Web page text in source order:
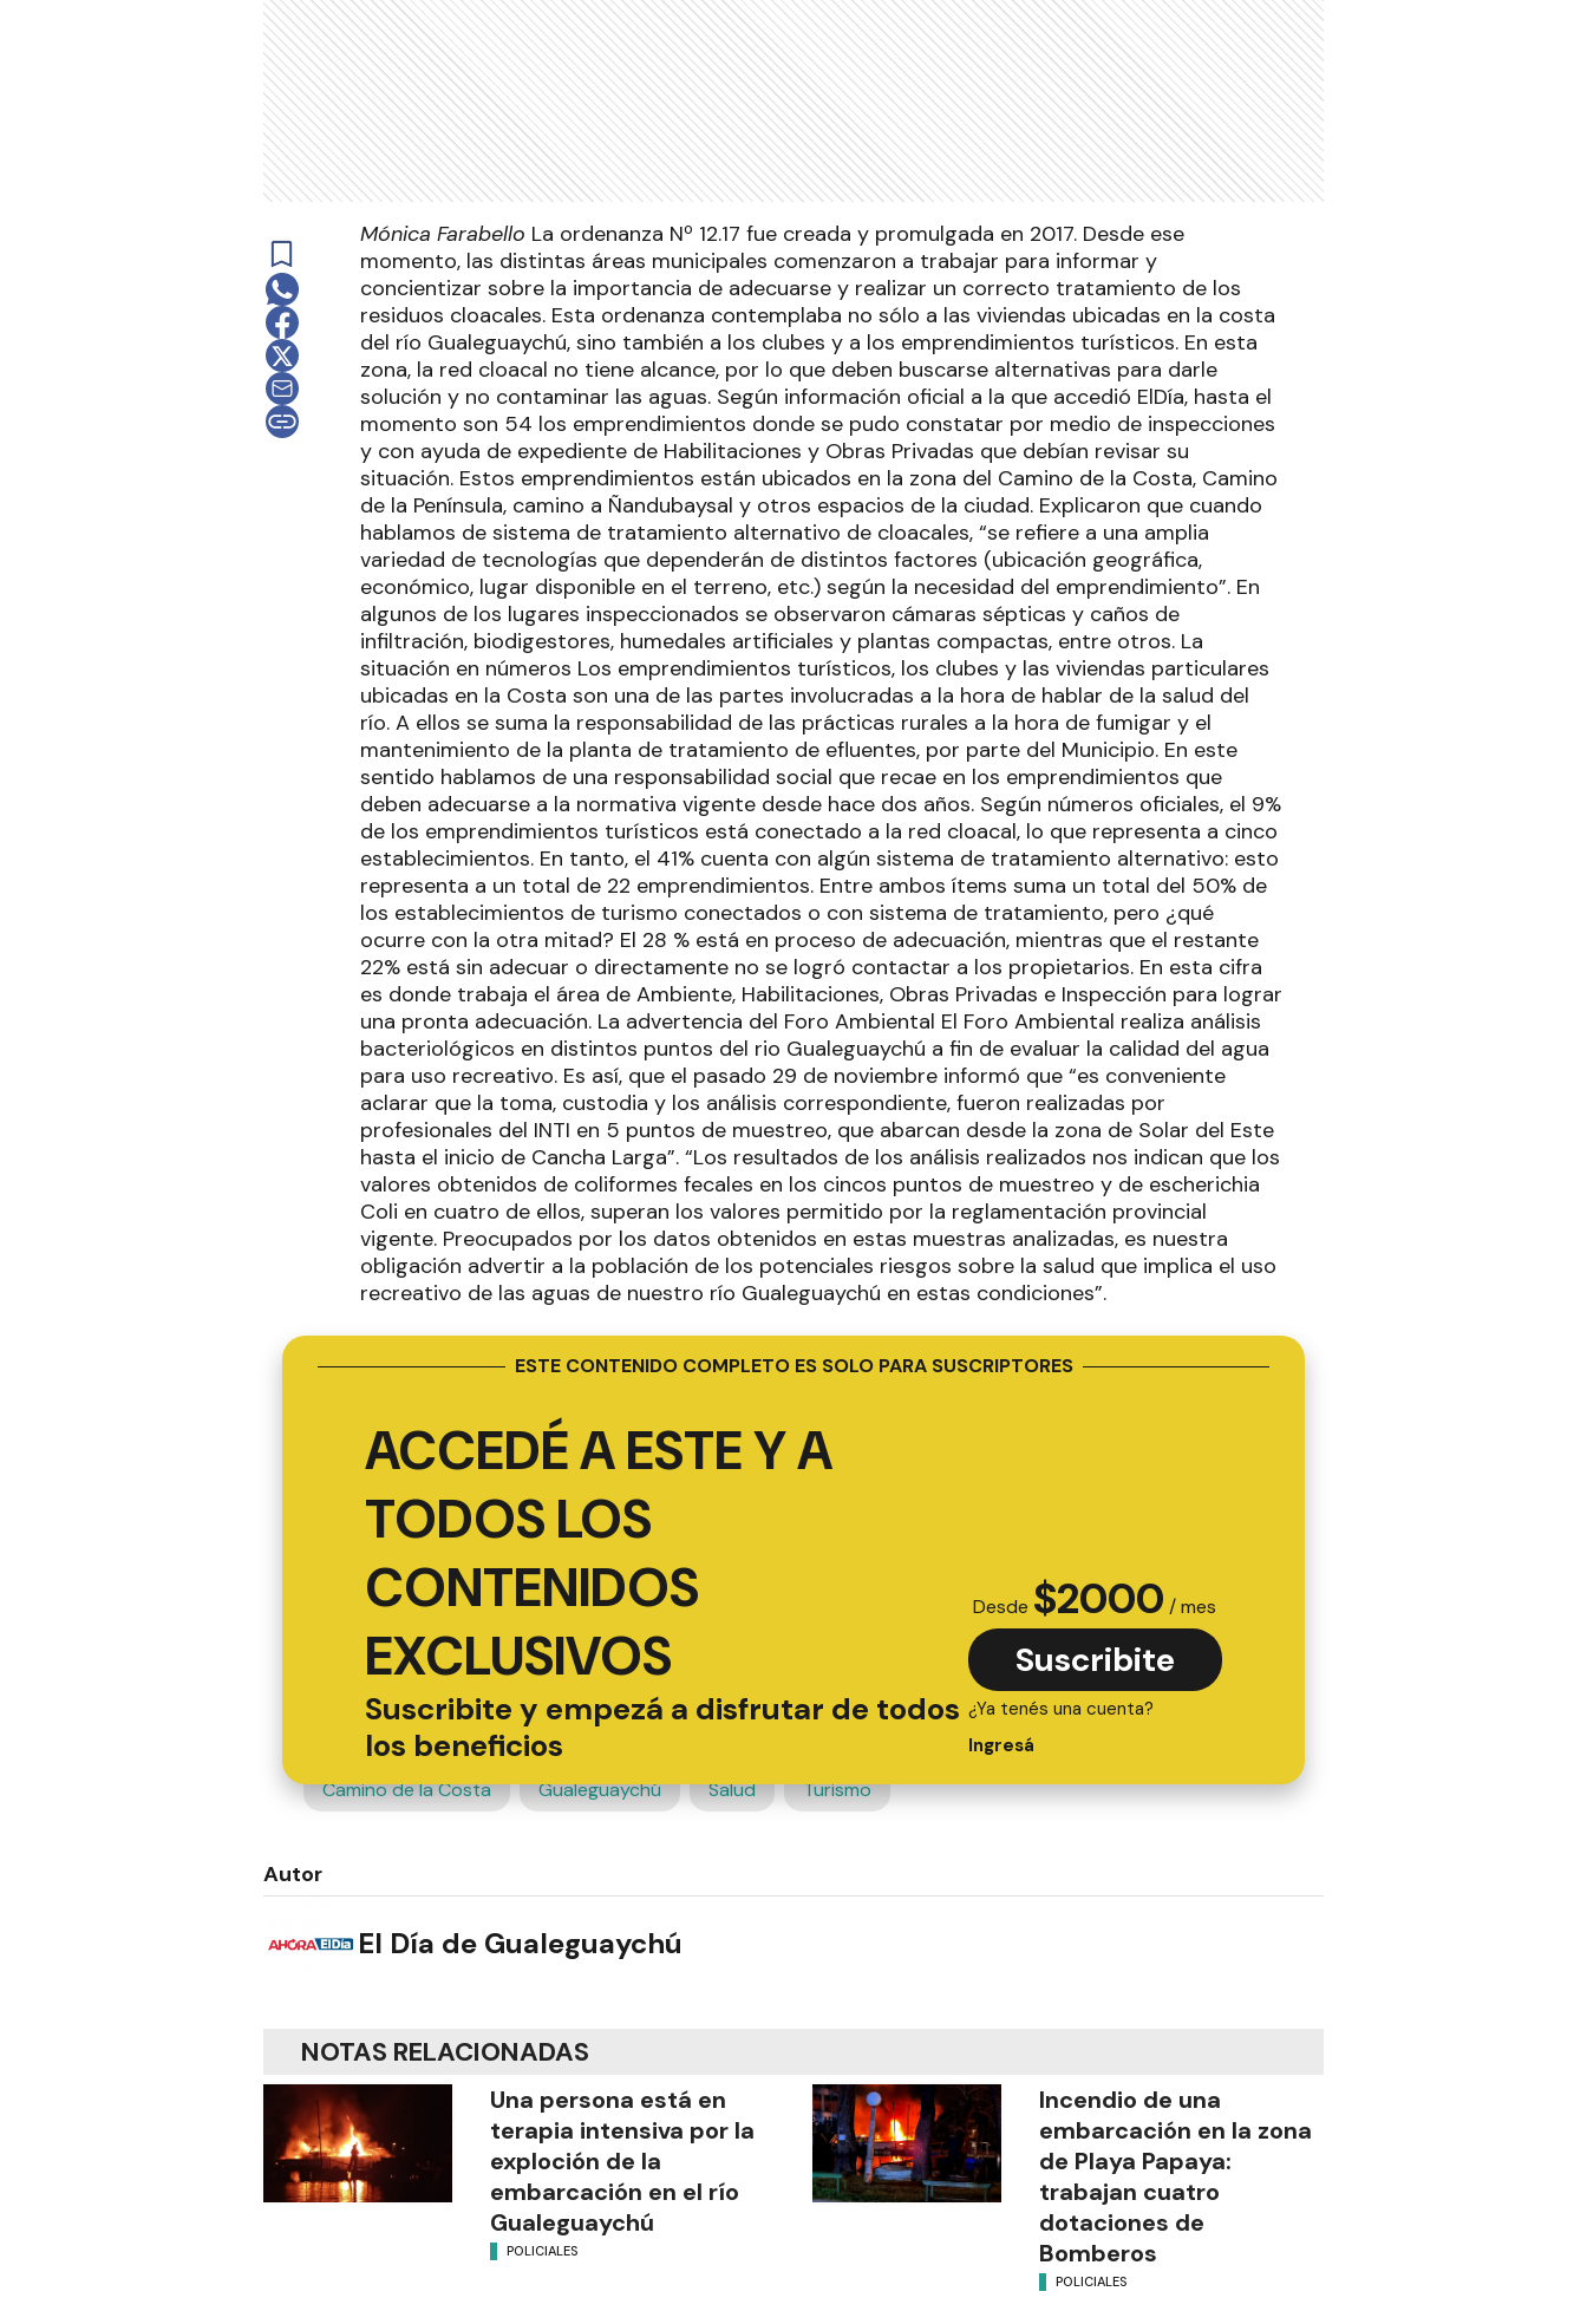
Mónica Farabello La ordenanza Nº 12.17 fue creada y promulgada en 2017. Desde ese
momento, las distintas áreas municipales comenzaron a trabajar para informar y
concientizar sobre la importancia de adecuarse y realizar un correcto tratamiento de los
residuos cloacales. Esta ordenanza contemplaba no sólo a las viviendas ubicadas en la costa
del río Gualeguaychú, sino también a los clubes y a los emprendimientos turísticos. En esta
zona, la red cloacal no tiene alcance, por lo que deben buscarse alternativas para darle
solución y no contaminar las aguas. Según información oficial a la que accedió ElDía, hasta el
momento son 54 los emprendimientos donde se pudo constatar por medio de inspecciones
y con ayuda de expediente de Habilitaciones y Obras Privadas que debían revisar su
situación. Estos emprendimientos están ubicados en la zona del Camino de la Costa, Camino
de la Península, camino a Ñandubaysal y otros espacios de la ciudad. Explicaron que cuando
hablamos de sistema de tratamiento alternativo de cloacales, “se refiere a una amplia
variedad de tecnologías que dependerán de distintos factores (ubicación geográfica,
económico, lugar disponible en el terreno, etc.) según la necesidad del emprendimiento”. En
algunos de los lugares inspeccionados se observaron cámaras sépticas y caños de
infiltración, biodigestores, humedales artificiales y plantas compactas, entre otros. La
situación en números Los emprendimientos turísticos, los clubes y las viviendas particulares
ubicadas en la Costa son una de las partes involucradas a la hora de hablar de la salud del
río. A ellos se suma la responsabilidad de las prácticas rurales a la hora de fumigar y el
mantenimiento de la planta de tratamiento de efluentes, por parte del Municipio. En este
sentido hablamos de una responsabilidad social que recae en los emprendimientos que
deben adecuarse a la normativa vigente desde hace dos años. Según números oficiales, el 9%
de los emprendimientos turísticos está conectado a la red cloacal, lo que representa a cinco
establecimientos. En tanto, el 41% cuenta con algún sistema de tratamiento alternativo: esto
representa a un total de 22 emprendimientos. Entre ambos ítems suma un total del 50% de
los establecimientos de turismo conectados o con sistema de tratamiento, pero ¿qué
ocurre con la otra mitad? El 28 % está en proceso de adecuación, mientras que el restante
22% está sin adecuar o directamente no se logró contactar a los propietarios. En esta cifra
es donde trabaja el área de Ambiente, Habilitaciones, Obras Privadas e Inspección para lograr
una pronta adecuación. La advertencia del Foro Ambiental El Foro Ambiental realiza análisis
bacteriológicos en distintos puntos del rio Gualeguaychú a fin de evaluar la calidad del agua
para uso recreativo. Es así, que el pasado 29 de noviembre informó que “es conveniente
aclarar que la toma, custodia y los análisis correspondiente, fueron realizadas por
profesionales del INTI en 5 puntos de muestreo, que abarcan desde la zona de Solar del Este
hasta el inicio de Cancha Larga”. “Los resultados de los análisis realizados nos indican que los
valores obtenidos de coliformes fecales en los cincos puntos de muestreo y de escherichia
Coli en cuatro de ellos, superan los valores permitido por la reglamentación provincial
vigente. Preocupados por los datos obtenidos en estas muestras analizadas, es nuestra
obligación advertir a la población de los potenciales riesgos sobre la salud que implica el uso
recreativo de las aguas de nuestro río Gualeguaychú en estas condiciones”.
ESTE CONTENIDO COMPLETO ES SOLO PARA SUSCRIPTORES
ACCEDÉ A ESTE Y A
TODOS LOS
CONTENIDOS
EXCLUSIVOS
Suscribite y empezá a disfrutar de todos
los beneficios
Desde $2000 / mes
Suscribite
¿Ya tenés una cuenta?
Ingresá
Camino de la Costa Gualeguaychú Salud Turismo
Autor
El Día de Gualeguaychú
NOTAS RELACIONADAS
Una persona está en
terapia intensiva por la
exploción de la
embarcación en el río
Gualeguaychú
POLICIALES
Incendio de una
embarcación en la zona
de Playa Papaya:
trabajan cuatro
dotaciones de
Bomberos
POLICIALES